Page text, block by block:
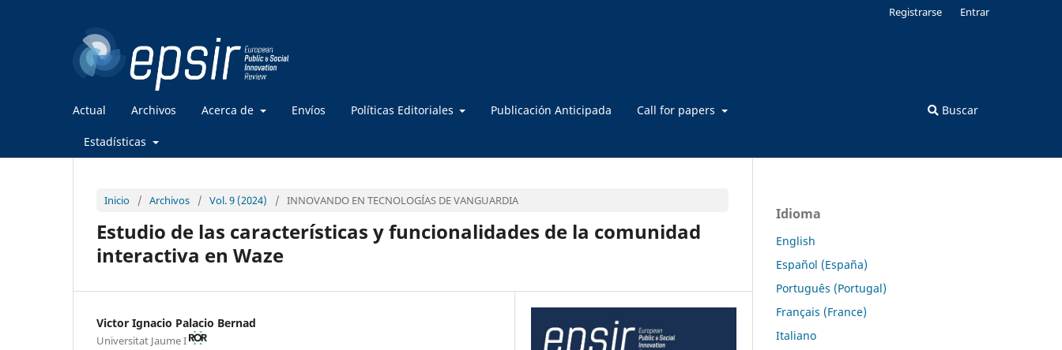
Actual Archivos Acerca de Envíos Políticas Editoriales Publicación Anticipada Call for papers
Estadísticas
Buscar
Registrarse Entrar
Inicio / Archivos / Vol. 9 (2024) / INNOVANDO EN TECNOLOGÍAS DE VANGUARDIA
Estudio de las características y funcionalidades de la comunidad
interactiva en Waze
Victor Ignacio Palacio Bernad
Universitat Jaume I
Idioma
English
Español (España)
Português (Portugal)
Français (France)
Italiano